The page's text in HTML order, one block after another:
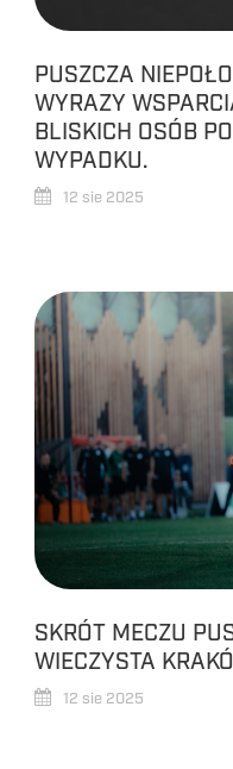
PUSZCZA
WYRAZY
BLISKICH OSÓB
WYPADKU.
12 sie 2025
SKRÓT MECZU
WIECZYSTA
12 sie 2025